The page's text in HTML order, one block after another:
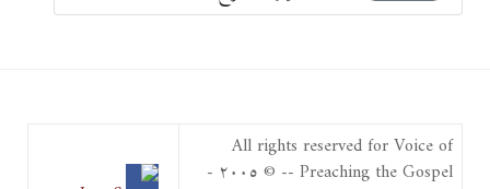
All rights reserved for Voice of
Preaching the Gospel -- © ٢٠٠٥ -